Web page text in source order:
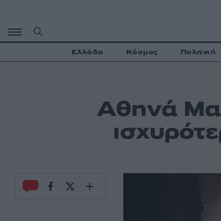
περιεχόμενο
Ελλάδα Κόσμος Πολιτική
Αθηνά